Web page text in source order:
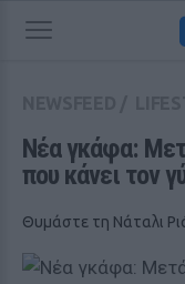
Νέα γκάφα:
που κάνει τον
Θυμάστε τη Νάταλι